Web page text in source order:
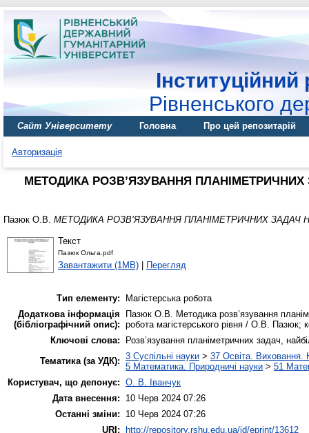
Інституційний
Рівненського
Сайт Університету Головна Про цей репозитарій
Авторизація
МЕТОДИКА РОЗВ’ЯЗУВАННЯ
Пазюк О.В. МЕТОДИКА РОЗВ’ЯЗУВАННЯ ПЛАНІМЕТРИЧНИХ
Текст
Пазюк Ольга.pdf
Завантажити (1MB) | Перегляд
Тип елементу:
Магістерська робота
Додаткова інформація
(бібліографічний опис):
Пазюк О.В. Методика розв’язування
робота магістерського рівня / О.В.
Ключові слова:
Розв’язування планіметричних задач,
Тематика (за УДК): 3 Суспільні науки > 37 Освіта. Виховання.
5 Математика. Природничі науки > 51
Користувач, що депонує: О. В. Іванчук
Дата внесення:
10 Черв 2024 07:26
Останні зміни:
10 Черв 2024 07:26
URI:
http://repository.rshu.edu.ua/id/eprint/13612